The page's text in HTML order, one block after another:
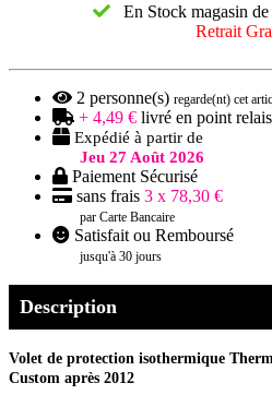
En Stock magasin de
Retrait
2 personne(s) regarde(nt) cet
+ 4,49 € livré en point relais
Expédié à partir de
Jeu 27 Août 2026
Paiement Sécurisé
sans frais 3 x 78,30 €
par Carte Bancaire
Satisfait ou Remboursé
jusqu'à 30 jours
Description
Volet de protection isothermique
Custom après 2012